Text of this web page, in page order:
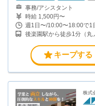
事務/アシスタント
時給 1,500円〜
週1日〜/10:00〜18:00で1
後楽園駅から徒歩1分（丸
(その際の旅費交通費は当
キープする
株式